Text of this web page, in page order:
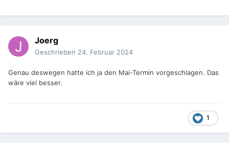
Joerg
Geschrieben 24. Februar 2024
Genau deswegen hatte ich ja den Mai-Termin vorgeschlagen. Das
wäre viel besser.
1